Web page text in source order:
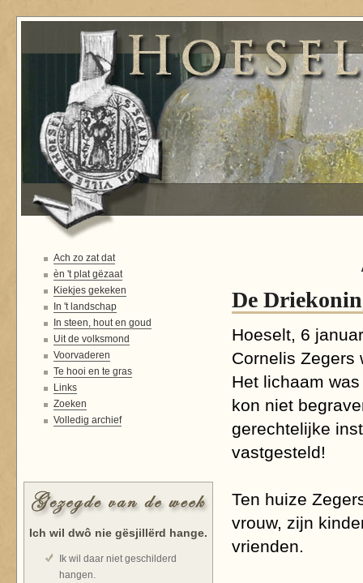
Ach zo zat dat
èn 't plat gëzaat
Kiekjes gekeken
In 't landschap
In steen, hout en goud
Uit de volksmond
Voorvaderen
Te hooi en te gras
Links
Zoeken
Volledig archief
Ich wil dwô nie gësjillërd hange.
Ik wil daar niet geschilderd
hangen.
De
Hoeselt, 6
Cornelis Zegers
Het lichaam
kon niet
gerechtelijke
vastgesteld!
Ten huize
vrouw, zijn
vrienden.